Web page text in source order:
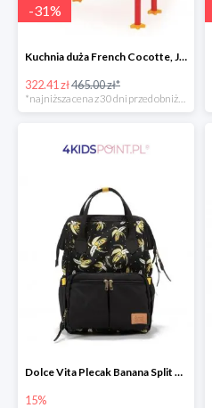
-31%
Kuchnia duża French Cocotte, Janod
322.41 zł465.00 zł*
Dolce Vita Plecak Banana Split Black La Millou
15%